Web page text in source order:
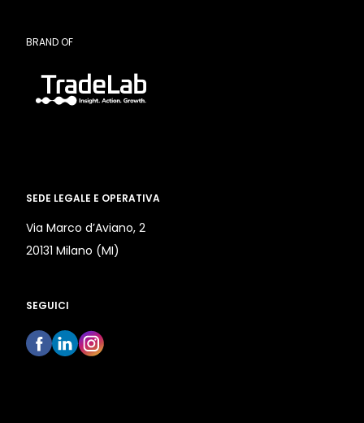
BRAND OF
SEDE LEGALE E OPERATIVA
Via Marco d’Aviano, 2
20131 Milano (MI)
SEGUICI